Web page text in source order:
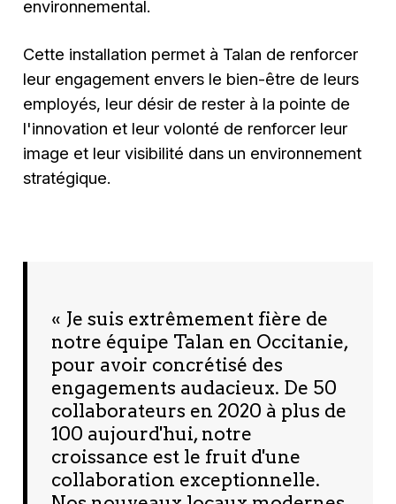
environnemental.
Cette installation permet à Talan de renforcer
leur engagement envers le bien-être de leurs
employés, leur désir de rester à la pointe de
l'innovation et leur volonté de renforcer leur
image et leur visibilité dans un environnement
stratégique.
« Je suis extrêmement fière de
notre équipe Talan en Occitanie,
pour avoir concrétisé des
engagements audacieux. De 50
collaborateurs en 2020 à plus de
100 aujourd'hui, notre
croissance est le fruit d'une
collaboration exceptionnelle.